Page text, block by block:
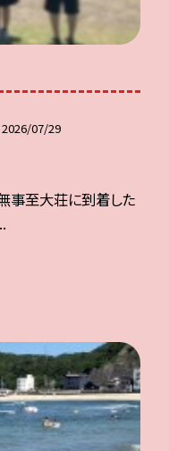
2026/07/29
事至大荘に到着した